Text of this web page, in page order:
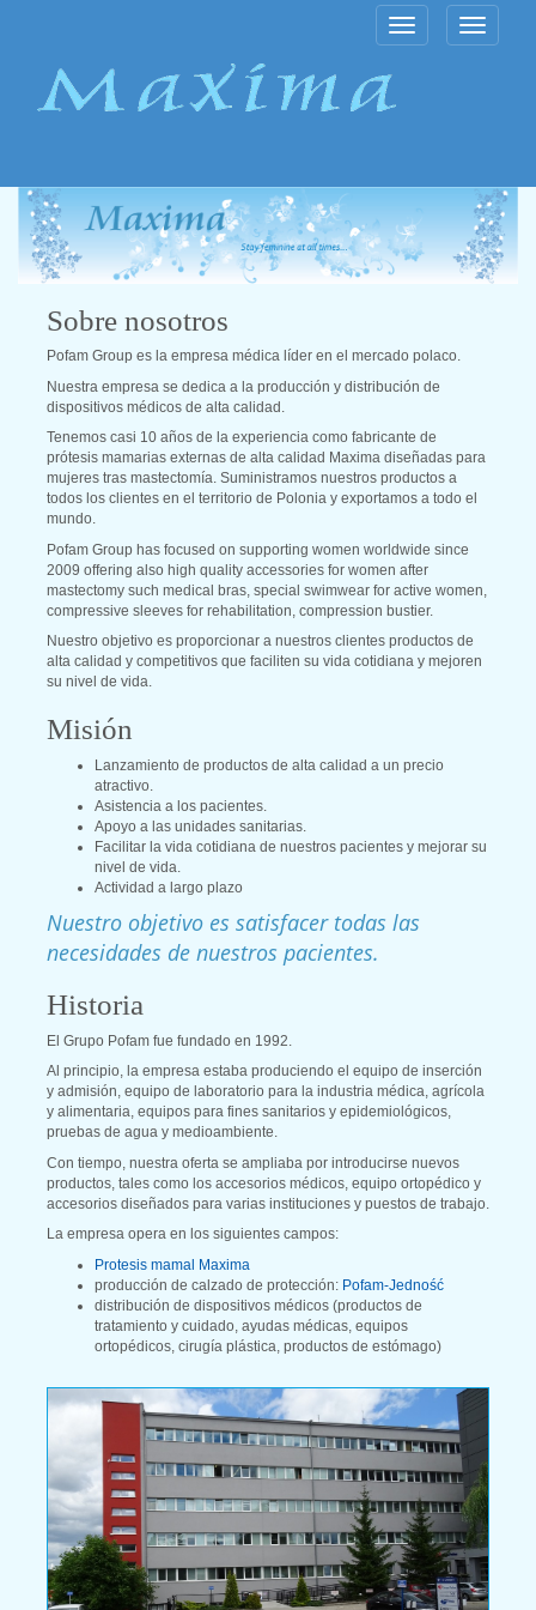
Toggle
Toggle
navigation
Sobre nosotros
Pofam Group es la empresa médica líder en el mercado polaco.
Nuestra empresa se dedica a la producción y distribución de
dispositivos médicos de alta calidad.
Tenemos casi 10 años de la experiencia como fabricante de
prótesis mamarias externas de alta calidad Maxima diseñadas para
mujeres tras mastectomía. Suministramos nuestros productos a
todos los clientes en el territorio de Polonia y exportamos a todo el
mundo.
Pofam Group has focused on supporting women worldwide since
2009 offering also high quality accessories for women after
mastectomy such medical bras, special swimwear for active women,
compressive sleeves for rehabilitation, compression bustier.
Nuestro objetivo es proporcionar a nuestros clientes productos de
alta calidad y competitivos que faciliten su vida cotidiana y mejoren
su nivel de vida.
Misión
Lanzamiento de productos de alta calidad a un precio
atractivo.
Asistencia a los pacientes.
Apoyo a las unidades sanitarias.
Facilitar la vida cotidiana de nuestros pacientes y mejorar su
nivel de vida.
Actividad a largo plazo
Nuestro objetivo es satisfacer todas las
necesidades de nuestros pacientes.
Historia
El Grupo Pofam fue fundado en 1992.
Al principio, la empresa estaba produciendo el equipo de inserción
y admisión, equipo de laboratorio para la industria médica, agrícola
y alimentaria, equipos para fines sanitarios y epidemiológicos,
pruebas de agua y medioambiente.
Con tiempo, nuestra oferta se ampliaba por introducirse nuevos
productos, tales como los accesorios médicos, equipo ortopédico y
accesorios diseñados para varias instituciones y puestos de trabajo.
La empresa opera en los siguientes campos:
Protesis mamal Maxima
producción de calzado de protección: Pofam-Jedność
distribución de dispositivos médicos (productos de
tratamiento y cuidado, ayudas médicas, equipos
ortopédicos, cirugía plástica, productos de estómago)